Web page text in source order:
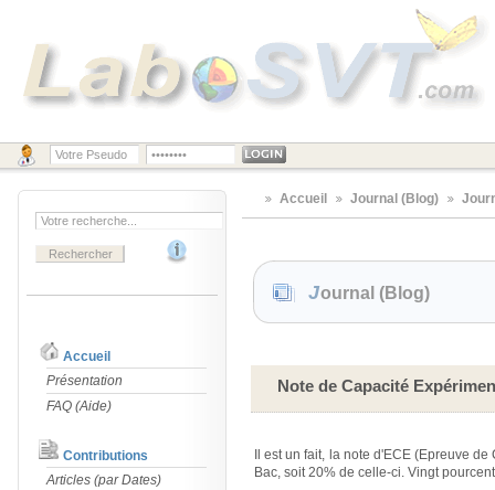
Accueil
Présentation
FAQ (Aide)
Contributions
Articles (par Dates)
Accueil Journal (Blog)
Journal (Blog)
Note de Capacité
Il est un fait, la note d'ECE (Epreuve
Bac, soit 20% de celle-ci. Vingt